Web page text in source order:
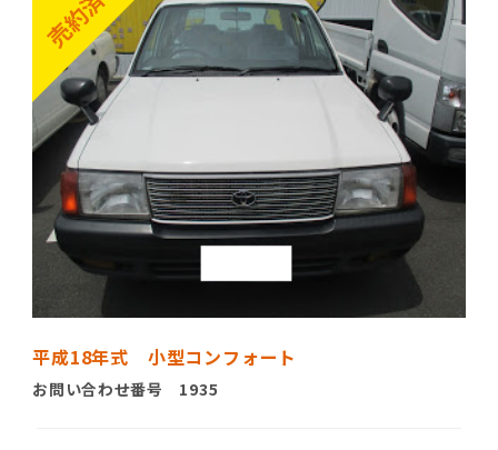
平成18年式 小型コンフォート
お問い合わせ番号 1935